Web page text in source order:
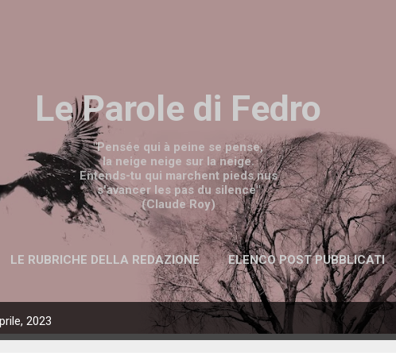
Le Parole di Fedro
"Pensée qui à peine se pense,
la neige neige sur la neige.
Entends-tu qui marchent pieds nus
s'avancer les pas du silence"
(Claude Roy)
LE RUBRICHE DELLA REDAZIONE ELENCO POST PUBBLICATI
2023